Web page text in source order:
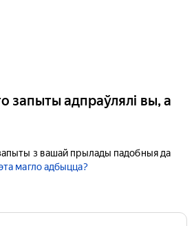
запыты адпраўлялі вы, а
з вашай прылады падобныя да
магло адбыцца?